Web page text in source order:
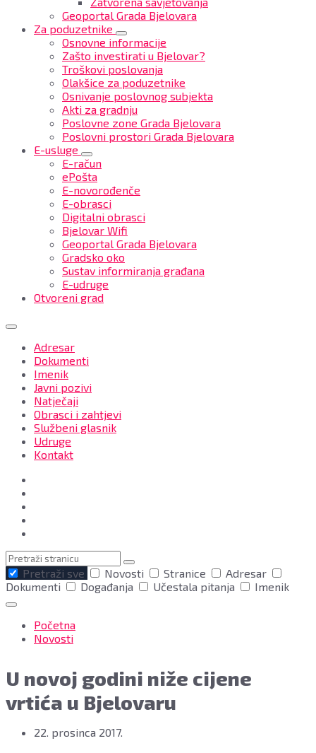
Geoportal Grada Bjelovara
Za poduzetnike
Osnovne informacije
Zašto investirati u Bjelovar?
Troškovi poslovanja
Olakšice za poduzetnike
Osnivanje poslovnog subjekta
Akti za gradnju
Poslovne zone Grada Bjelovara
Poslovni prostori Grada Bjelovara
E-usluge
E-račun
ePošta
E-novorođenče
E-obrasci
Digitalni obrasci
Bjelovar Wifi
Geoportal Grada Bjelovara
Gradsko oko
Sustav informiranja građana
E-udruge
Otvoreni grad
Adresar
Dokumenti
Imenik
Javni pozivi
Natječaji
Obrasci i zahtjevi
Službeni glasnik
Udruge
Kontakt
Pretraga
Pretraži sve
Novosti Stranice
Adresar
Dokumenti
Događanja Učestala pitanja Imenik
Početna
Novosti
U novoj godini niže cijene
vrtića u Bjelovaru
22. prosinca 2017.